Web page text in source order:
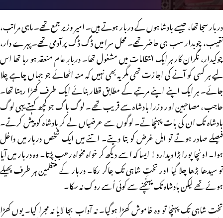
دربار سجا تھا، جیسے بادشاہوں کے دربار ہوتے ہیں۔ امیر وزیر جمع تھے۔ ماہی مراتب،
نقیب، چوبدار سب ہی حاضر تھے۔ محل سرا میں ڈگ ڈگ پر آدمی تھے۔ پہرے دار،
چوکیدار، نگران کار ہر ایک انتظامات میں مشغول تھا۔ دربارِ عام منعقد ہو رہا تھا اس
لیے ہر کسی کو آنے کی اجازت تھی مگر یہ بھی نہیں کہ منہ اٹھائے جو جہاں چاہے چلا
جائے۔ ہر ایک اپنے اپنے مرتبے کے مطابق قطار بنائے ایک طرف کھڑا رہتا تھا۔
حاجب، مصاحبین اور وزرا بادشاہ سے قریب تھے۔ لوگ باگ جو کچھ کہتے یہی لوگ
بادشاہ تک ان کی بات پہنچاتے۔ لوگوں سے عرضیاں لے کر بادشاہ کو پیش کرتے۔
فیصلے صادر ہوتے تو اہل غرض کو بتا دیتے۔ اتنے میں ایک شخص دربار میں داخل
ہوا۔ اونچا پورا بڑا دیدارو! ایسا کہ اسے دیکھ کر خواہ مخواہ رعب پڑتا۔ وہ دربار میں آیا
تو سیدھا بڑھا چلا گیا اور تختِ شاہی تک جاکر رکا۔ دربار کے منتظمین ہر طرف پھیلے
ہوئے تھے لیکن بادشاہ تک پہنچنے سے کوئی اُسے روک نہ سکا۔
تخت شاہی تک پہنچا تو وہ خاموش کھڑا ہوگیا۔ نہ آداب بجا لایا نہ مجرا کیا۔ یوں کھڑا